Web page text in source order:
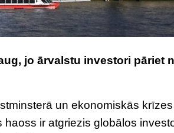
jo ārvalstu investori pāriet
un ekonomiskās
ir atgriezis globālos